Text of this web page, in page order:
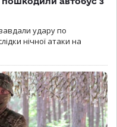
удару по
нічної атаки на